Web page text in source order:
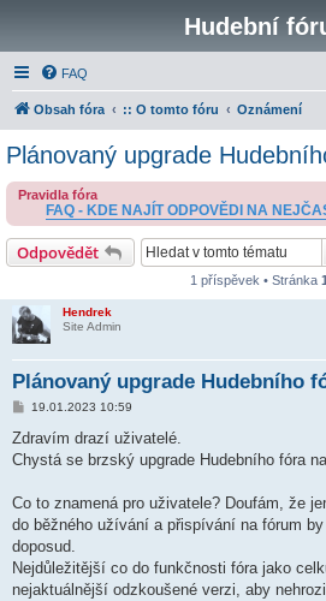
Hudební
FAQ
Obsah fóra :: O tomto fóru Oznámení
Plánovaný upgrade
Pravidla fóra
FAQ - KDE NAJÍT ODPOVĚDI NA
Odpovědět
1 příspěvek • Stránka 1
Hendrek
Site Admin
Plánovaný upgrade Hudebního
P
í
p
e
k
19.01.2023 10:59
Zdravím drazí uživatelé.
Chystá se brzský upgrade Hudebního fóra
Co to znamená pro uživatele? Doufám, že
do běžného užívání a přispívání na fórum
doposud.
Nejdůležitější co do funkčnosti fóra jako
nejaktuálnější odzkoušené verzi, aby